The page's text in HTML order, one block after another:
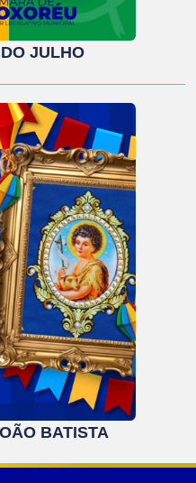
JULHO
BATISTA